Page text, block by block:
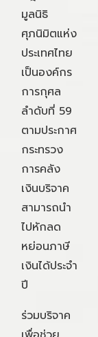
มูลนิธิ
ศุภนิมิตแห่ง
ประเทศไทย
เป็นองค์กร
การกุศล
ลำดับที่ 59
ตามประกาศ
กระทรวง
การคลัง
เงินบริจาค
สามารถนำ
ไปหักลด
หย่อนภาษี
เงินได้ประจำ
ปี
ร่วมบริจาค